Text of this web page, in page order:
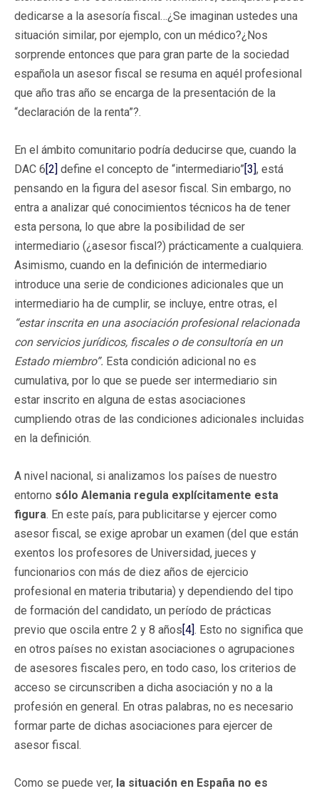
dedicarse a la asesoría fiscal…¿Se imaginan ustedes una
situación similar, por ejemplo, con un médico?¿Nos
sorprende entonces que para gran parte de la sociedad
española un asesor fiscal se resuma en aquél profesional
que año tras año se encarga de la presentación de la
“declaración de la renta”?.
En el ámbito comunitario podría deducirse que, cuando la
DAC 6 [2] define el concepto de “intermediario” [3] , está
pensando en la figura del asesor fiscal. Sin embargo, no
entra a analizar qué conocimientos técnicos ha de tener
esta persona, lo que abre la posibilidad de ser
intermediario (¿asesor fiscal?) prácticamente a cualquiera.
Asimismo, cuando en la definición de intermediario
introduce una serie de condiciones adicionales que un
intermediario ha de cumplir, se incluye, entre otras, el
“estar inscrita en una asociación profesional relacionada
con servicios jurídicos, fiscales o de consultoría en un
Estado miembro”. Esta condición adicional no es
cumulativa, por lo que se puede ser intermediario sin
estar inscrito en alguna de estas asociaciones
cumpliendo otras de las condiciones adicionales incluidas
en la definición.
A nivel nacional, si analizamos los países de nuestro
entorno sólo Alemania regula explícitamente esta
figura. En este país, para publicitarse y ejercer como
asesor fiscal, se exige aprobar un examen (del que están
exentos los profesores de Universidad, jueces y
funcionarios con más de diez años de ejercicio
profesional en materia tributaria) y dependiendo del tipo
de formación del candidato, un período de prácticas
previo que oscila entre 2 y 8 años [4] . Esto no significa que
en otros países no existan asociaciones o agrupaciones
de asesores fiscales pero, en todo caso, los criterios de
acceso se circunscriben a dicha asociación y no a la
profesión en general. En otras palabras, no es necesario
formar parte de dichas asociaciones para ejercer de
asesor fiscal.
Como se puede ver, la situación en España no es